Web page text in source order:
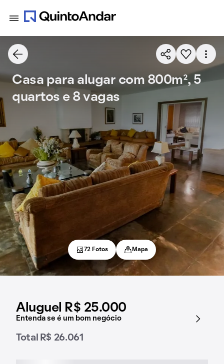
Aluguel R$ 25.000
Entenda se é um bom negócio
Total R$ 26.061
Casa para alugar com 800m², 5
quartos e 8 vagas
72 Fotos Mapa